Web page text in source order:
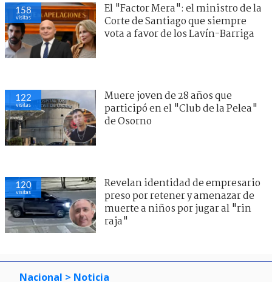
158
visitas
El "Factor Mera": el ministro de la
Corte de Santiago que siempre
vota a favor de los Lavín-Barriga
122
visitas
Muere joven de 28 años que
participó en el "Club de la Pelea"
de Osorno
120
visitas
Revelan identidad de empresario
preso por retener y amenazar de
muerte a niños por jugar al "rin
raja"
Nacional > Noticia